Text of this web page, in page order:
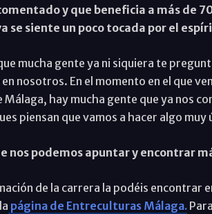
y que beneficia a más de
se siente un poco tocada por el
mucha gente ya ni siquiera te
nosotros. En el momento en el que
Málaga, hay mucha gente que ya nos
piensan que vamos a hacer algo
nos podemos apuntar y encontrar
de la carrera la podéis encontrar
página de Entreculturas Málaga.